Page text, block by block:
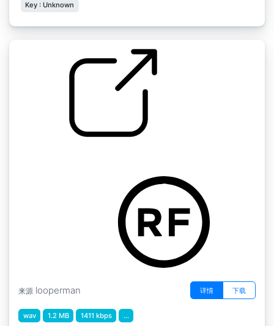
Key : Unknown
来源 looperman 详情 下载
wav 1.2 MB 1411 kbps ...